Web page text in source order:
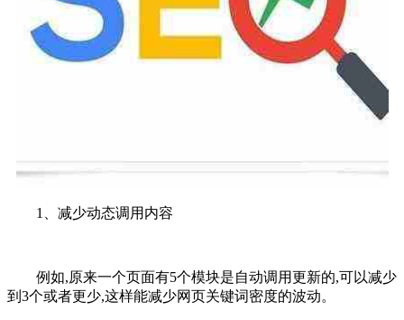
1、减少动态调用内容
例如,原来一个页面有5个模块是自动调用更新的,可以减少
到3个或者更少,这样能减少网页关键词密度的波动。